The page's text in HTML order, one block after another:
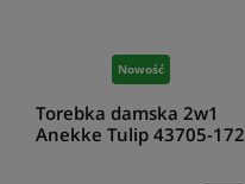
Nowość
Torebka damska 2w1
Anekke Tulip 43705-172